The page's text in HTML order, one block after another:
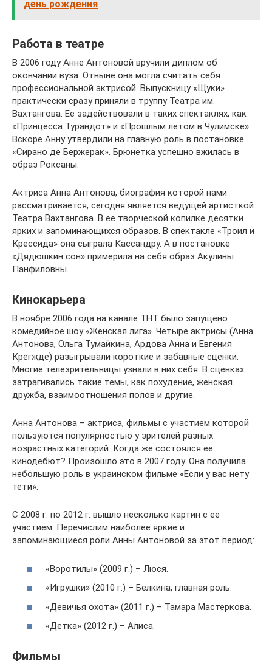
день рождения
Работа в театре
В 2006 году Анне Антоновой вручили диплом об
окончании вуза. Отныне она могла считать себя
профессиональной актрисой. Выпускницу «Щуки»
практически сразу приняли в труппу Театра им.
Вахтангова. Ее задействовали в таких спектаклях, как
«Принцесса Турандот» и «Прошлым летом в Чулимске».
Вскоре Анну утвердили на главную роль в постановке
«Сирано де Бержерак». Брюнетка успешно вжилась в
образ Роксаны.
Актриса Анна Антонова, биография которой нами
рассматривается, сегодня является ведущей артисткой
Театра Вахтангова. В ее творческой копилке десятки
ярких и запоминающихся образов. В спектакле «Троил и
Крессида» она сыграла Кассандру. А в постановке
«Дядюшкин сон» примерила на себя образ Акулины
Панфиловны.
Кинокарьера
В ноябре 2006 года на канале ТНТ было запущено
комедийное шоу «Женская лига». Четыре актрисы (Анна
Антонова, Ольга Тумайкина, Ардова Анна и Евгения
Крегжде) разыгрывали короткие и забавные сценки.
Многие телезрительницы узнали в них себя. В сценках
затрагивались такие темы, как похудение, женская
дружба, взаимоотношения полов и другие.
Анна Антонова – актриса, фильмы с участием которой
пользуются популярностью у зрителей разных
возрастных категорий. Когда же состоялся ее
кинодебют? Произошло это в 2007 году. Она получила
небольшую роль в украинском фильме «Если у вас нету
тети».
С 2008 г. по 2012 г. вышло несколько картин с ее
участием. Перечислим наиболее яркие и
запоминающиеся роли Анны Антоновой за этот период:
«Воротилы» (2009 г.) – Люся.
«Игрушки» (2010 г.) – Белкина, главная роль.
«Девичья охота» (2011 г.) – Тамара Мастеркова.
«Детка» (2012 г.) – Алиса.
Фильмы